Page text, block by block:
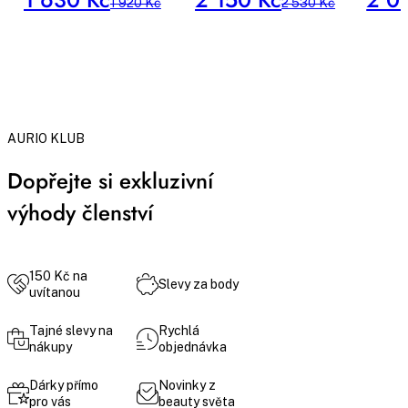
1 920 Kč 2 530 Kč
AURIO KLUB
Dopřejte si exkluzivní
výhody členství
150 Kč na
uvítanou
Slevy za body
Tajné slevy na
nákupy
Rychlá
objednávka
Dárky přímo
pro vás
Novinky z
beauty světa